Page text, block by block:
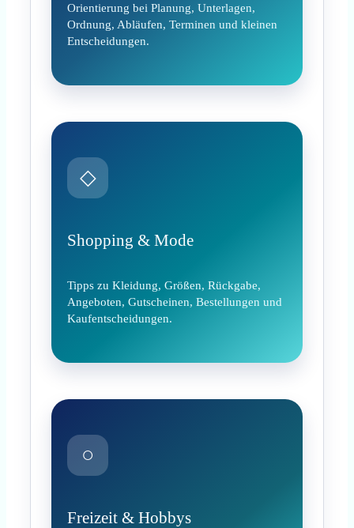
Orientierung bei Planung, Unterlagen,
Ordnung, Abläufen, Terminen und kleinen
Entscheidungen.
◇
Shopping & Mode
Tipps zu Kleidung, Größen, Rückgabe,
Angeboten, Gutscheinen, Bestellungen und
Kaufentscheidungen.
○
Freizeit & Hobbys